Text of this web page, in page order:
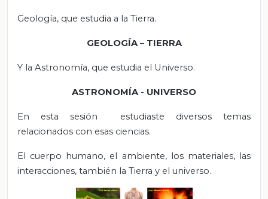
Geología, que estudia a la Tierra.
GEOLOGÍA – TIERRA
Y la Astronomía, que estudia el Universo.
ASTRONOMÍA - UNIVERSO
En esta sesión estudiaste diversos temas
relacionados con esas ciencias.
El cuerpo humano, el ambiente, los materiales, las
interacciones, también la Tierra y el universo.